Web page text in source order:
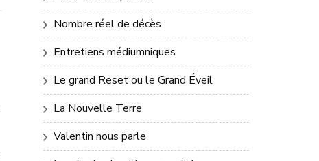
Nombre réel de décès
Entretiens médiumniques
Le grand Reset ou le Grand Éveil
La Nouvelle Terre
Valentin nous parle